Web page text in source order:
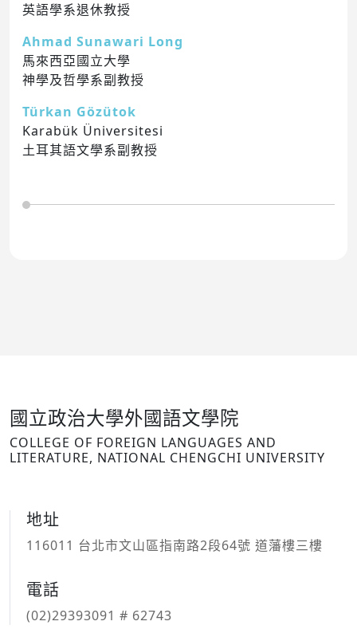
英語學系退休教授
Ahmad Sunawari Long
馬來西亞國立大學
神學及哲學系副教授
Türkan Gözütok
Karabük Üniversitesi
土耳其語文學系副教授
國立政治大學外國語文學院
COLLEGE OF FOREIGN LANGUAGES AND
LITERATURE, NATIONAL CHENGCHI UNIVERSITY
地址
116011 台北市文山區指南路2段64號 道藩樓三樓
電話
(02)29393091 # 62743